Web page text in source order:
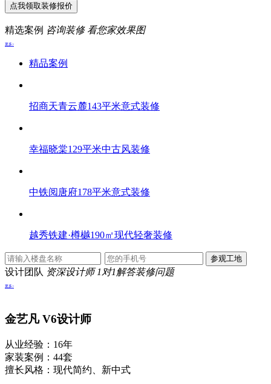
点我领取装修报价
精选案例 咨询装修 看您家效果图
更多>
精品案例
招商天青云麓143平米意式装修
幸福晓棠129平米中古风装修
中铁阅唐府178平米意式装修
越秀铁建·樽樾190㎡现代轻奢装修
设计团队 资深设计师 1对1解答装修问题
更多>
金艺凡V6设计师
从业经验：16年
家装案例：44套
擅长风格：现代简约、新中式